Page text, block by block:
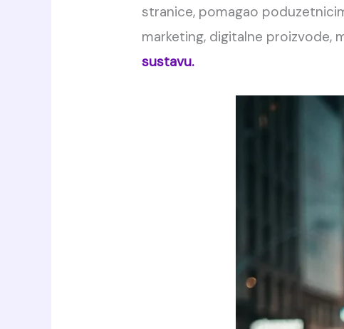
stranice, pomagao
marketing, digitalne proizvode,
sustavu.